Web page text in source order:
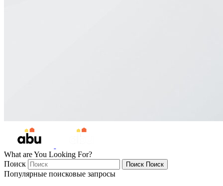
What are You Looking For?
Поиск
Поиск Поиск
Популярные поисковые запросы